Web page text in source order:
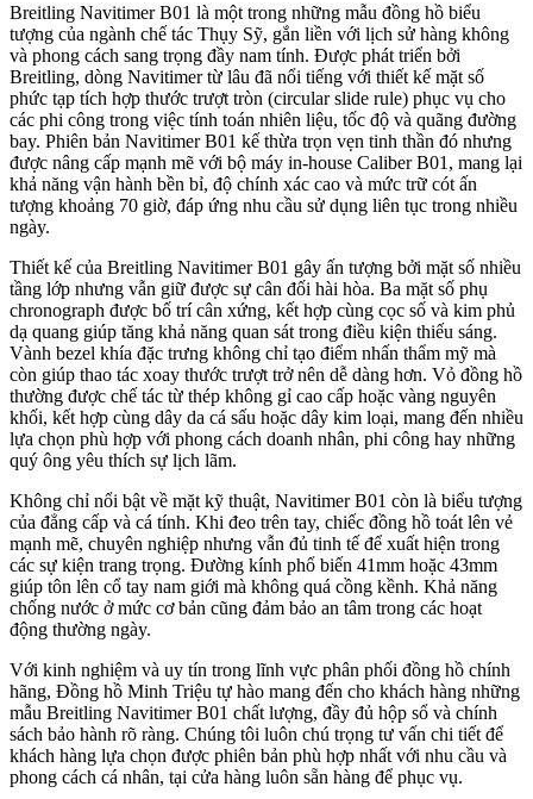
Breitling Navitimer B01 là một trong những mẫu đồng hồ biểu
tượng của ngành chế tác Thụy Sỹ, gắn liền với lịch sử hàng không
và phong cách sang trọng đầy nam tính. Được phát triển bởi
Breitling, dòng Navitimer từ lâu đã nổi tiếng với thiết kế mặt số
phức tạp tích hợp thước trượt tròn (circular slide rule) phục vụ cho
các phi công trong việc tính toán nhiên liệu, tốc độ và quãng đường
bay. Phiên bản Navitimer B01 kế thừa trọn vẹn tinh thần đó nhưng
được nâng cấp mạnh mẽ với bộ máy in-house Caliber B01, mang lại
khả năng vận hành bền bỉ, độ chính xác cao và mức trữ cót ấn
tượng khoảng 70 giờ, đáp ứng nhu cầu sử dụng liên tục trong nhiều
ngày.
Thiết kế của Breitling Navitimer B01 gây ấn tượng bởi mặt số nhiều
tầng lớp nhưng vẫn giữ được sự cân đối hài hòa. Ba mặt số phụ
chronograph được bố trí cân xứng, kết hợp cùng cọc số và kim phủ
dạ quang giúp tăng khả năng quan sát trong điều kiện thiếu sáng.
Vành bezel khía đặc trưng không chỉ tạo điểm nhấn thẩm mỹ mà
còn giúp thao tác xoay thước trượt trở nên dễ dàng hơn. Vỏ đồng hồ
thường được chế tác từ thép không gỉ cao cấp hoặc vàng nguyên
khối, kết hợp cùng dây da cá sấu hoặc dây kim loại, mang đến nhiều
lựa chọn phù hợp với phong cách doanh nhân, phi công hay những
quý ông yêu thích sự lịch lãm.
Không chỉ nổi bật về mặt kỹ thuật, Navitimer B01 còn là biểu tượng
của đẳng cấp và cá tính. Khi đeo trên tay, chiếc đồng hồ toát lên vẻ
mạnh mẽ, chuyên nghiệp nhưng vẫn đủ tinh tế để xuất hiện trong
các sự kiện trang trọng. Đường kính phổ biến 41mm hoặc 43mm
giúp tôn lên cổ tay nam giới mà không quá cồng kềnh. Khả năng
chống nước ở mức cơ bản cũng đảm bảo an tâm trong các hoạt
động thường ngày.
Với kinh nghiệm và uy tín trong lĩnh vực phân phối đồng hồ chính
hãng, Đồng hồ Minh Triệu tự hào mang đến cho khách hàng những
mẫu Breitling Navitimer B01 chất lượng, đầy đủ hộp sổ và chính
sách bảo hành rõ ràng. Chúng tôi luôn chú trọng tư vấn chi tiết để
khách hàng lựa chọn được phiên bản phù hợp nhất với nhu cầu và
phong cách cá nhân, tại cửa hàng luôn sẵn hàng để phục vụ.